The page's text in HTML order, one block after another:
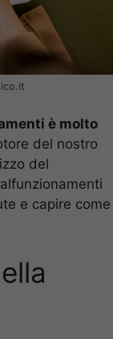
è molto
del nostro
del
e capire come